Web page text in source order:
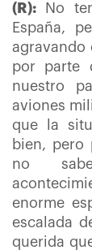
(R): No
España,
agravando
por parte
nuestro
aviones
que la
bien, pero
no
enorme
escalada
querida